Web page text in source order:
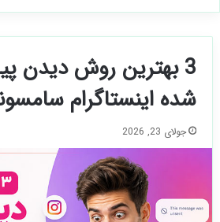
3 بهترین روش دیدن
شده اینستاگرام
جولای 23, 2026